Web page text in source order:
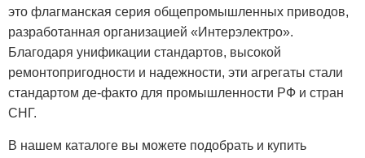
это флагманская серия общепромышленных приводов,
разработанная организацией «Интерэлектро».
Благодаря унификации стандартов, высокой
ремонтопригодности и надежности, эти агрегаты стали
стандартом де-факто для промышленности РФ и стран
СНГ.
В нашем каталоге вы можете подобрать и купить